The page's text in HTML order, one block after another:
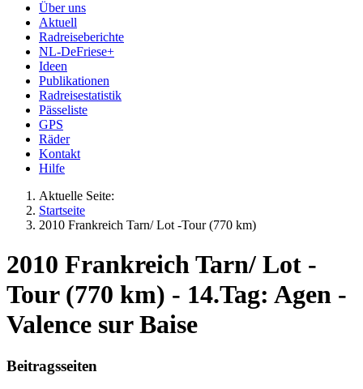
Über uns
Aktuell
Radreiseberichte
NL-DeFriese+
Ideen
Publikationen
Radreisestatistik
Pässeliste
GPS
Räder
Kontakt
Hilfe
Aktuelle Seite:
Startseite
2010 Frankreich Tarn/ Lot -Tour (770 km)
2010 Frankreich Tarn/ Lot -
Tour (770 km) - 14.Tag: Agen -
Valence sur Baise
Beitragsseiten